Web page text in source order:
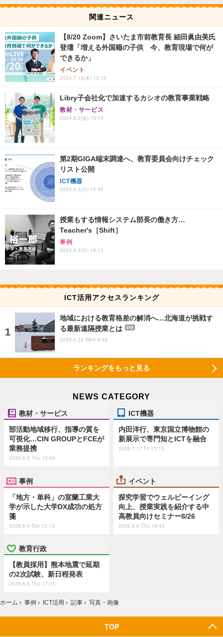
関連ニュース
【8/20 Zoom】さいたま市前教育長 細田眞由美氏
登壇「増える外国籍の子供 今、教育現場で何が
できるか」
イベント
2024.7.18(木) 15:15
Libry子会社化で加速するカシオの教育事業戦略
教材・サービス
2024.8.2(金) 10:15
第2期GIGA端末調達へ、教育委員会向けチェック
リスト公開
ICT機器
2024.8.5(月) 15:45
授業もする情報システム部長の働き方…
Teacher's［Shift］
事例
2024.8.5(月) 19:15
ICT活用アクセスランキング
地域における教育格差の解消へ…北海道が挑戦す
る最新遠隔授業とは
PR
2025.4.23 Wed 9:45
ランキングをもっと見る
NEWS CATEGORY
教材・サービス
部活動地域移行、指導の質を
可視化…CIN GROUPとFCEが
業務提携
2026.8.6 Thu 15:45
ICT機器
内田洋行、東京国立博物館の
新展示で専門知とICTを融合
2026.7.17 Fri 13:15
事例
「地方・単科」の室蘭工業大
学が示した大学DX成功の処方
箋
2026.8.4 Tue 12:15
イベント
探究学習でウェルビーイング
向上、授業実践を紹介する中
高教員向けセミナー8/26
2026.8.6 Thu 18:45
教育行政
【教員採用】熊本地震で延期
の2次試験、新日程発表
2026.8.6 Thu 17:15
ホーム › 事例 › ICT活用 › 記事 › 写真・画像
TOP